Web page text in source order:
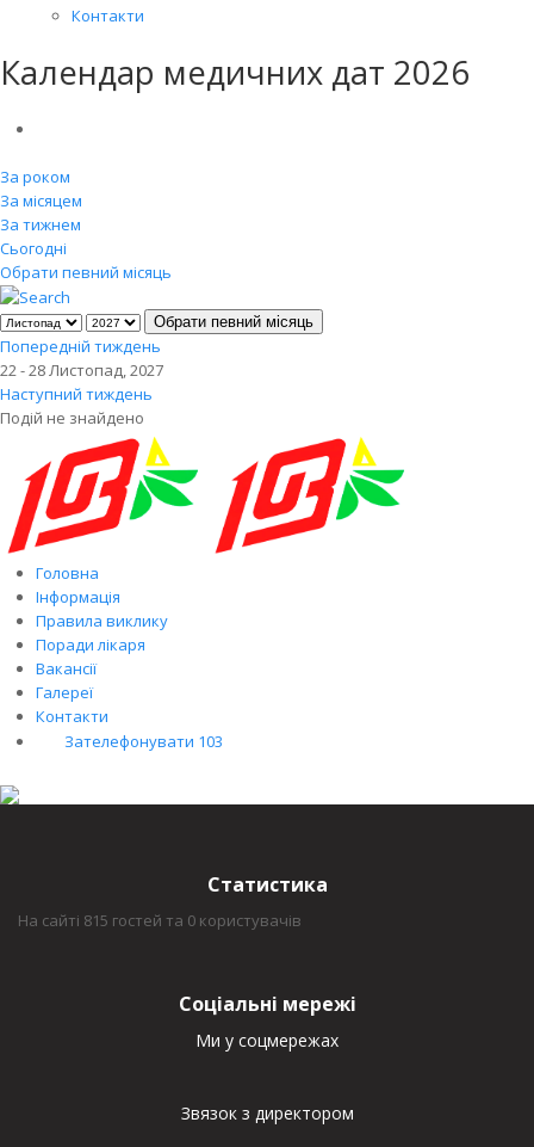
Контакти
Календар медичних дат 2026
За роком
За місяцем
За тижнем
Сьогодні
Обрати певний місяць
Обрати певний місяць
Попередній тиждень
22 - 28 Листопад, 2027
Наступний тиждень
Подій не знайдено
Головна
Інформація
Правила виклику
Поради лікаря
Вакансії
Галереї
Контакти
Зателефонувати 103
Статистика
На сайті 815 гостей та 0 користувачів
Соціальні мережі
Ми у соцмережах
Звязок з директором